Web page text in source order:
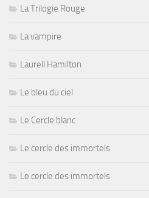
La Trilogie Rouge
La vampire
Laurell Hamilton
Le bleu du ciel
Le Cercle blanc
Le cercle des immortels
Le cercle des immortels